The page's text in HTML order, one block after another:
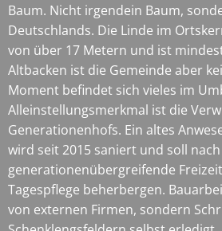
Baum. Nicht irgendein Baum,
Deutschlands. Die Linde im
von über 17 Metern und ist
Altbacken ist die Gemeinde aber
Moment befindet sich vieles im
Alleinstellungsmerkmal ist die
Generationenhofs. Ein altes
wird seit 2015 saniert und soll
generationenübergreifende
Tagespflege beherbergen.
von externen Firmen, sondern